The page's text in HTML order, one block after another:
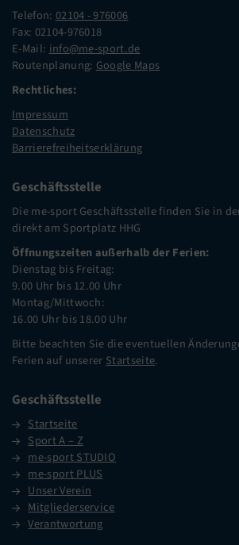
Telefon: 02104 - 976006
Fax: 02104-976018
E-Mail: info@me-sport.de
Routenplanung: Google Maps
Rechtliches:
Impressum
Datenschutz
Barrierefreiheitserklärung
Geschäftsstelle
Die me-sport Geschäftsstelle finden Sie in
direkt am Sportplatz HHG
Öffnungszeiten außerhalb der Ferien:
Dienstag bis Freitag:
9.00 Uhr bis 12.00 Uhr
Montag/Mittwoch:
16.00 Uhr bis 18.00 Uhr
Bitte beachten Sie die eventuellen
Ferien auf unserer Startseite.
Geschäftsstelle
Startseite
Sport A – Z
me-sport STUDIO
me-sport PLUS
Unser Verein
Mitgliederservice
Verantwortung